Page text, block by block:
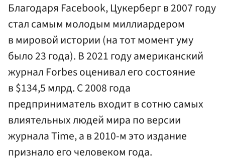
Благодаря Facebook, Цукерберг в 2007 году
стал самым молодым миллиардером
в мировой истории (на тот момент уму
было 23 года). В 2021 году американский
журнал Forbes оценивал его состояние
в $134,5 млрд. С 2008 года
предприниматель входит в сотню самых
влиятельных людей мира по версии
журнала Time, а в 2010-м это издание
признало его человеком года.